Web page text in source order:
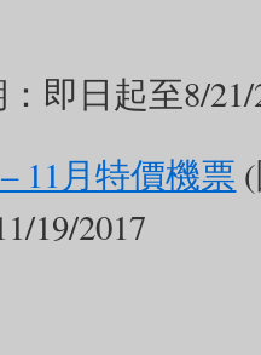
奇蹟」之一
的跨海大橋
橋的「中國
即日起至8/21/
11月特價機票
19/2017